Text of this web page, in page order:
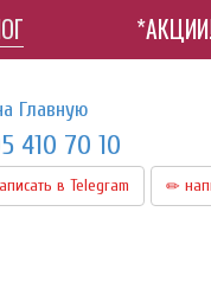
410 70 10
в Telegram